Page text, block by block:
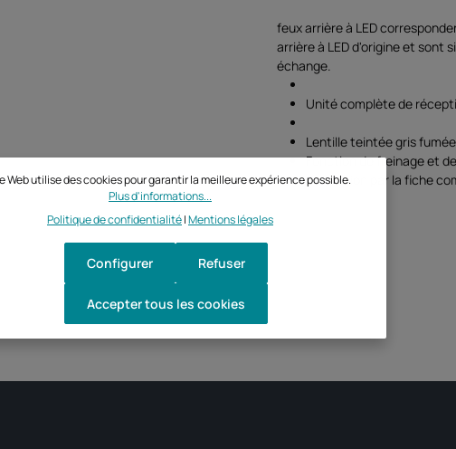
feux arrière à LED
arrière à LED d'origine et sont
échange.
Unité complète de
Lentille teintée gris fumée
Fonction de freinage et
Connexion par la fiche
Web utilise des cookies pour garantir la meilleure expérience possible.
Plus d'informations...
Politique de confidentialité|Mentions légales
Refuser
Configurer
Accepter tous les cookies